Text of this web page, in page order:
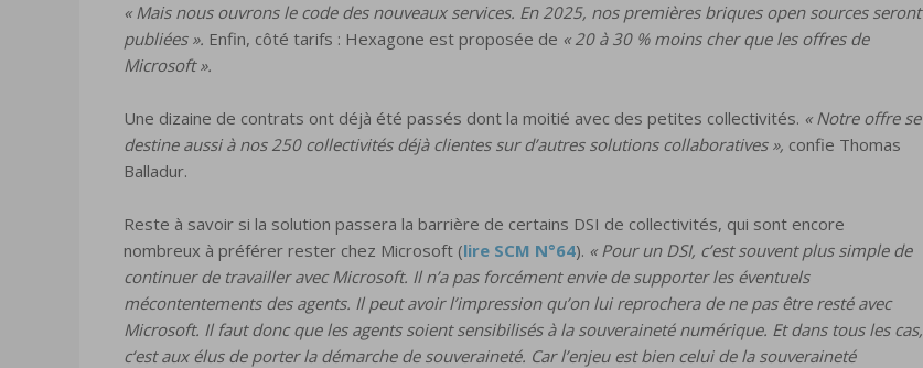
« Mais nous ouvrons le code des nouveaux services. En 2025, nos premières briques open sources seront
publiées ». Enfin, côté tarifs : Hexagone est proposée de « 20 à 30 % moins cher que les offres de
Microsoft ».
Une dizaine de contrats ont déjà été passés dont la moitié avec des petites collectivités. « Notre offre se
destine aussi à nos 250 collectivités déjà clientes sur d’autres solutions collaboratives », confie Thomas
Balladur.
Reste à savoir si la solution passera la barrière de certains DSI de collectivités, qui sont encore
nombreux à préférer rester chez Microsoft (lire SCM N°64). « Pour un DSI, c’est souvent plus simple de
continuer de travailler avec Microsoft. Il n’a pas forcément envie de supporter les éventuels
mécontentements des agents. Il peut avoir l’impression qu’on lui reprochera de ne pas être resté avec
Microsoft. Il faut donc que les agents soient sensibilisés à la souveraineté numérique. Et dans tous les cas,
c‘est aux élus de porter la démarche de souveraineté. Car l’enjeu est bien celui de la souveraineté